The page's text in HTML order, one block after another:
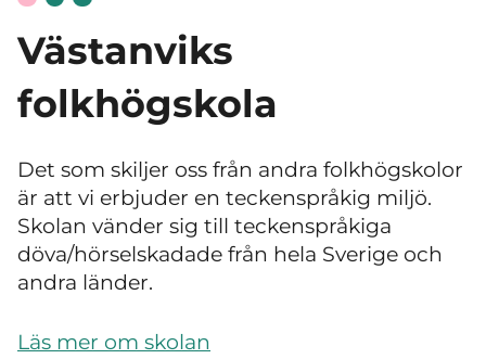
Västanviks
folkhögskola
Det som skiljer oss från andra folkhögskolor
är att vi erbjuder en teckenspråkig miljö.
Skolan vänder sig till teckenspråkiga
döva/hörselskadade från hela Sverige och
andra länder.
Läs mer om skolan